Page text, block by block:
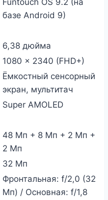
базе Android 9)
6,38 дюйма
1080 × 2340 (FHD+)
Ёмкостный сенсорный
экран, мультитач
Super AMOLED
48 Мп + 8 Мп + 2 Мп +
2 Мп
32 Мп
Фронтальная: f/2,0 (32
Мп) / Основная: f/1,8